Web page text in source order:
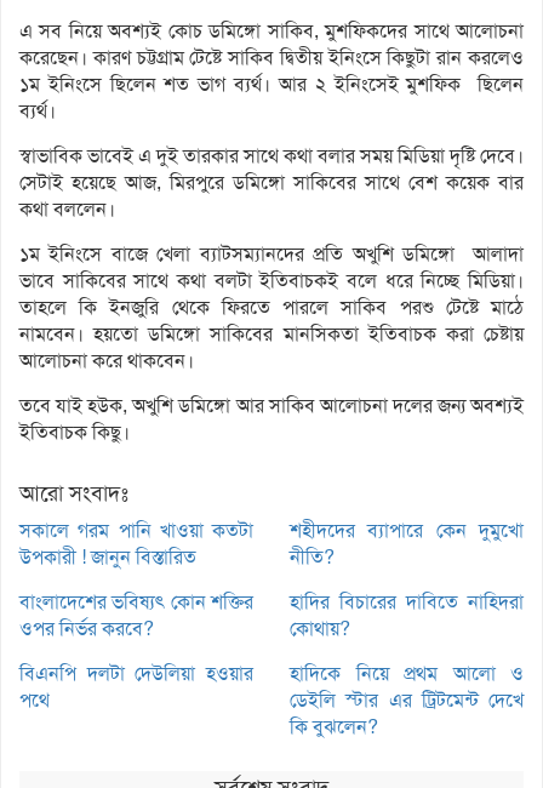
এ সব নিয়ে অবশ্যই কোচ ডমিঙ্গো সাকিব, মুশফিকদের সাথে আলোচনা
করেছেন। কারণ চট্টগ্রাম টেষ্টে সাকিব দ্বিতীয় ইনিংসে কিছুটা রান করলেও
১ম ইনিংসে ছিলেন শত ভাগ ব্যর্থ। আর ২ ইনিংসেই মুশফিক ছিলেন
ব্যর্থ।
স্বাভাবিক ভাবেই এ দুই তারকার সাথে কথা বলার সময় মিডিয়া ‍দৃষ্টি দেবে।
সেটাই হয়েছে আজ, মিরপুরে ডমিঙ্গো সাকিবের সাথে বেশ কয়েক বার
কথা বললেন।
১ম ইনিংসে বাজে খেলা ব্যাটসম্যানদের প্রতি অখুশি ডমিঙ্গো আলাদা
ভাবে সাকিবের সাথে কথা বলটা ইতিবাচকই বলে ধরে নিচ্ছে মিডিয়া।
তাহলে কি ইনজুরি থেকে ফিরতে পারলে সাকিব পরশু টেষ্টে মাঠে
নামবেন। হয়তো ডমিঙ্গো সাকিবের মানসিকতা ইতিবাচক করা চেষ্টায়
আলোচনা করে থাকবেন।
তবে যাই হউক, অখুশি ডমিঙ্গো আর সাকিব আলোচনা দলের জন্য অবশ্যই
ইতিবাচক কিছু।
আরো সংবাদঃ
সকালে গরম পানি খাওয়া কতটা
উপকারী ! জানুন বিস্তারিত
শহীদদের ব্যাপারে কেন দুমুখো
নীতি?
বাংলাদেশের ভবিষ্যৎ কোন শক্তির
ওপর নির্ভর করবে?
হাদির বিচারের দাবিতে নাহিদরা
কোথায়?
বিএনপি দলটা দেউলিয়া হওয়ার
পথে
হাদিকে নিয়ে প্রথম আলো ও
ডেইলি স্টার এর ট্রিটমেন্ট দেখে
কি বুঝলেন?